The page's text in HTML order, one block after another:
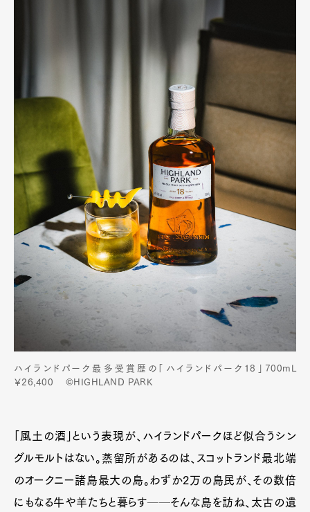
ハイランドパーク最多受賞歴の「ハイランドパーク18」700mL
￥26,400 ©HIGHLAND PARK
「風土の酒」という表現が、ハイランドパークほど似合うシン
グルモルトはない。蒸留所があるのは、スコットランド最北端
のオークニー諸島最大の島。わずか2万の島民が、その数倍
にもなる牛や羊たちと暮らす──そんな島を訪ね、太古の遺